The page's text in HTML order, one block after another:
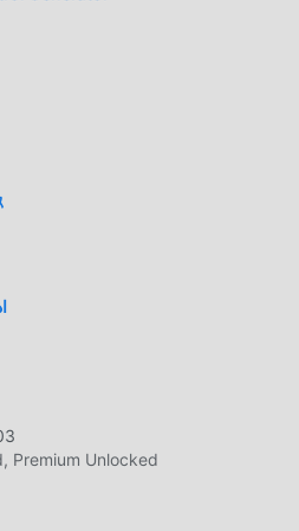
is a must-have.✌️ Join the
Face Filters 📸 effect - Time
ВВЕДЕНИЕ
в последнее время, оно
пользователей,
по всему миру. Если
приложение, moddroid — ваш
только предоставляет вам
Scan 1.4.1 бесплатно, но
моды Free, которые
все функции
что все моды Time
с пользователей никакой
Premium Unlocked